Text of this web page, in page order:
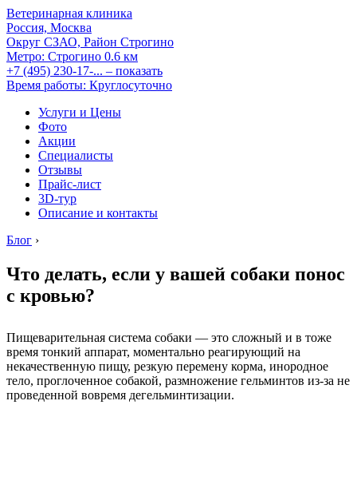
Ветеринарная клиника
Россия, Москва
Округ СЗАО, Район Строгино
Метро: Строгино 0.6 км
+7 (495) 230-17-... – показать
Время работы: Круглосуточно
Услуги и Цены
Фото
Акции
Специалисты
Отзывы
Прайс-лист
3D-тур
Описание и контакты
Блог ›
Что делать, если у вашей собаки понос
с кровью?
Пищеварительная система собаки — это сложный и в тоже
время тонкий аппарат, моментально реагирующий на
некачественную пищу, резкую перемену корма, инородное
тело, проглоченное собакой, размножение гельминтов из-за не
проведенной вовремя дегельминтизации.